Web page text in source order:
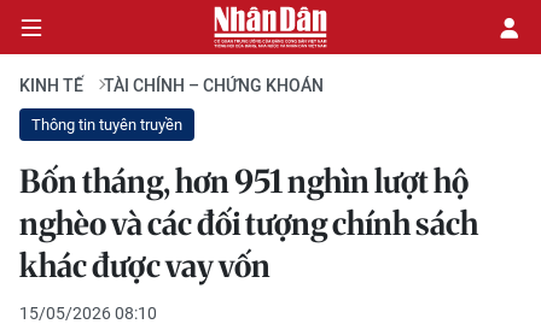
CHÍNH TRỊ
KINH TẾ
VĂN HÓA
KINH TẾ TÀI CHÍNH – CHỨNG KHOÁN
Thông tin tuyên truyền
Bốn tháng, hơn 951 nghìn lượt hộ
nghèo và các đối tượng chính sách
khác được vay vốn
15/05/2026 08:10